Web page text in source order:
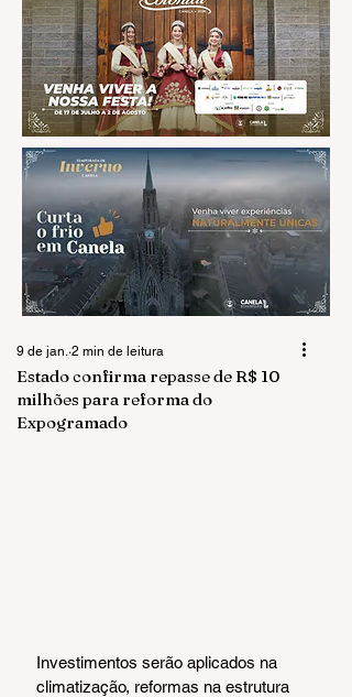
Estado confirma repasse de R$ 10
milhões para reforma do
Expogramado
9 de jan. 2 min de leitura
Investimentos serão aplicados na
climatização, reformas na estrutura